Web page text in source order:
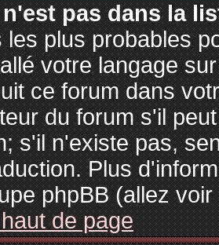
pas dans la
les plus probables
votre langage
ce forum dans
du forum s'il
s'il n'existe pas,
Plus
phpBB (allez
de page